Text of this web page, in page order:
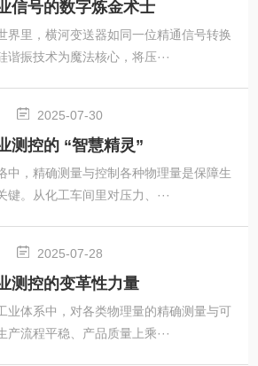
信号的数字炼金术士
界里，横河变送器如同一位精通信号转换
振技术为魔法核心，将压···
2025-07-30
测控的 “智慧精灵”
中，精确测量与控制各种物理量是保障生
。从化工车间里对压力、···
2025-07-28
测控的变革性力量
业体系中，对各类物理量的精确测量与可
流程平稳、产品质量上乘···